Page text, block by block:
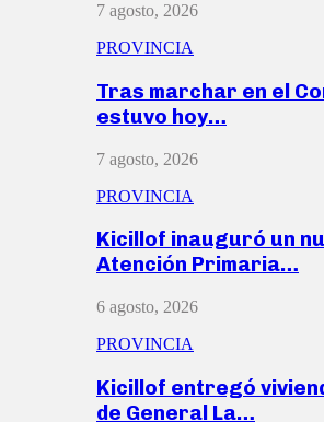
7 agosto, 2026
PROVINCIA
Tras marchar en el
estuvo hoy…
7 agosto, 2026
PROVINCIA
Kicillof inauguró un
Atención Primaria…
6 agosto, 2026
PROVINCIA
Kicillof entregó
de General La…